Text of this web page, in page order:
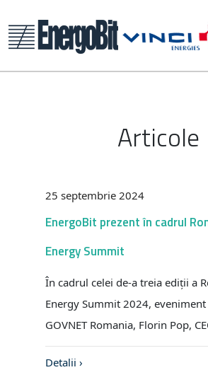
Articole
25 septembrie 2024
EnergoBit prezent în cadrul
Energy Summit
În cadrul celei de-a treia ediții a
Energy Summit 2024,
GOVNET Romania, Florin Pop,
Detalii ›